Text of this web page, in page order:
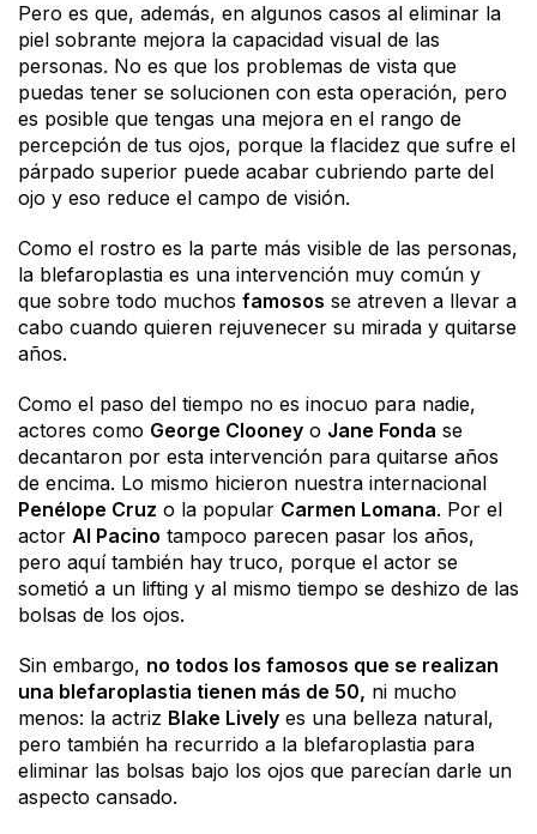
Pero es que, además, en algunos casos al eliminar la
piel sobrante mejora la capacidad visual de las
personas. No es que los problemas de vista que
puedas tener se solucionen con esta operación, pero
es posible que tengas una mejora en el rango de
percepción de tus ojos, porque la flacidez que sufre el
párpado superior puede acabar cubriendo parte del
ojo y eso reduce el campo de visión.
Como el rostro es la parte más visible de las personas,
la blefaroplastia es una intervención muy común y
que sobre todo muchos famosos se atreven a llevar a
cabo cuando quieren rejuvenecer su mirada y quitarse
años.
Como el paso del tiempo no es inocuo para nadie,
actores como George Clooney o Jane Fonda se
decantaron por esta intervención para quitarse años
de encima. Lo mismo hicieron nuestra internacional
Penélope Cruz o la popular Carmen Lomana. Por el
actor Al Pacino tampoco parecen pasar los años,
pero aquí también hay truco, porque el actor se
sometió a un lifting y al mismo tiempo se deshizo de las
bolsas de los ojos.
Sin embargo, no todos los famosos que se realizan
una blefaroplastia tienen más de 50, ni mucho
menos: la actriz Blake Lively es una belleza natural,
pero también ha recurrido a la blefaroplastia para
eliminar las bolsas bajo los ojos que parecían darle un
aspecto cansado.